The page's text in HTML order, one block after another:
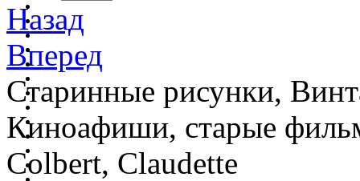
Назад
Вперед
Старинные рисунки,
Киноафиши, старые
Colbert, Claudette